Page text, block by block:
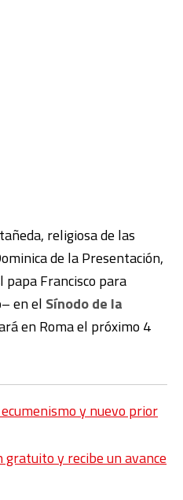
religiosa de las
de la Presentación,
papa Francisco para
en el Sínodo de la
en Roma el próximo 4
y nuevo prior
y recibe un avance